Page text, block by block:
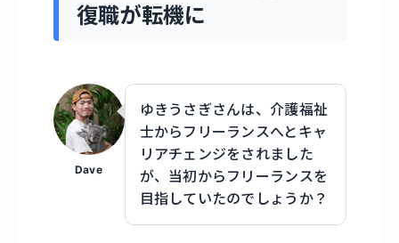
復職が転機に
Dave
ゆきうさぎさんは、介護福祉
士からフリーランスへとキャ
リアチェンジをされました
が、当初からフリーランスを
目指していたのでしょうか？